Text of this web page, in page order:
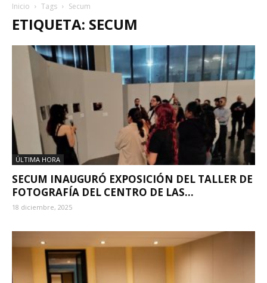
Inicio Tags Secum
ETIQUETA: SECUM
ÚLTIMA HORA
SECUM INAUGURÓ EXPOSICIÓN DEL TALLER DE
FOTOGRAFÍA DEL CENTRO DE LAS...
18 diciembre, 2025